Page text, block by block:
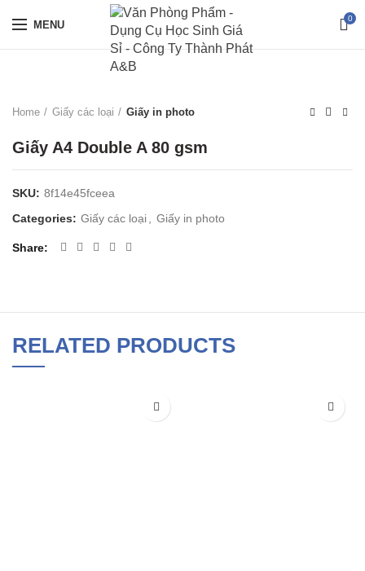
MENU 0
Home Giấy các loại Giấy in photo
Giấy A4 Double A 80 gsm
SKU: 8f14e45fceea
Categories: Giấy các loại Giấy in photo
Share
RELATED PRODUCTS